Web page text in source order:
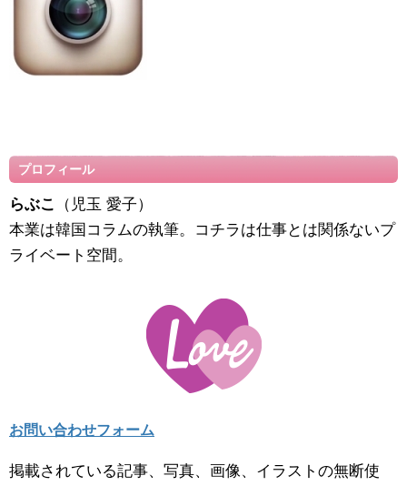
プロフィール
らぶこ
（児玉 愛子）
本業は韓国コラムの執筆。コチラは仕事とは関係ないプ
ライベート空間。
お問い合わせフォーム
掲載されている記事、写真、画像、イラストの無断使